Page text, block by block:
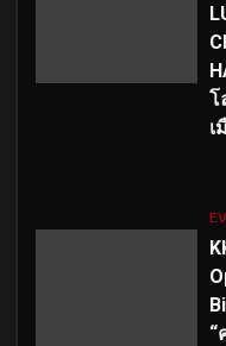
โ
เ
“